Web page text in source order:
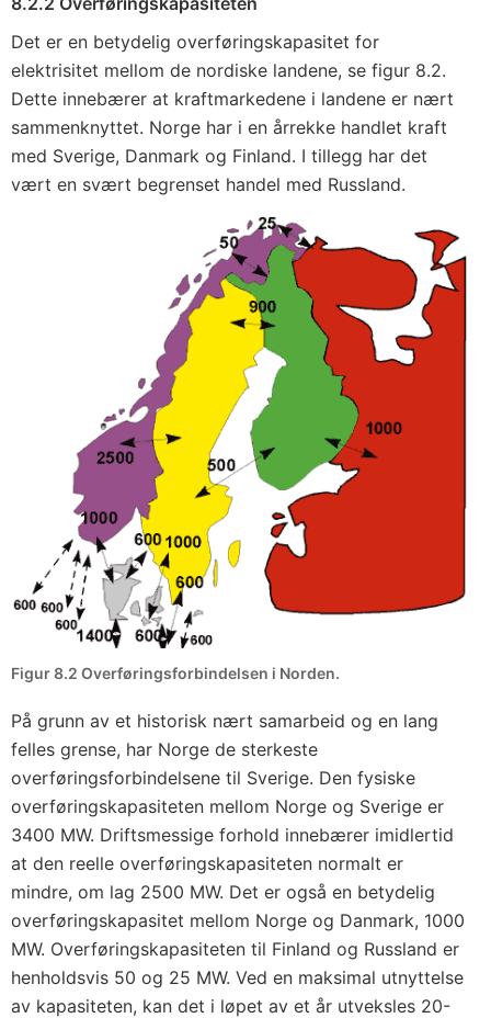
Det er en betydelig overføringskapasitet for
elektrisitet mellom de nordiske landene, se figur 8.2.
Dette innebærer at kraftmarkedene i landene er nært
sammenknyttet. Norge har i en årrekke handlet kraft
med Sverige, Danmark og Finland. I tillegg har det
vært en svært begrenset handel med Russland.
Figur 8.2 Overføringsforbindelsen i Norden.
På grunn av et historisk nært samarbeid og en lang
felles grense, har Norge de sterkeste
overføringsforbindelsene til Sverige. Den fysiske
overføringskapasiteten mellom Norge og Sverige er
3400 MW. Driftsmessige forhold innebærer imidlertid
at den reelle overføringskapasiteten normalt er
mindre, om lag 2500 MW. Det er også en betydelig
overføringskapasitet mellom Norge og Danmark, 1000
MW. Overføringskapasiteten til Finland og Russland er
henholdsvis 50 og 25 MW. Ved en maksimal utnyttelse
av kapasiteten, kan det i løpet av et år utveksles 20-